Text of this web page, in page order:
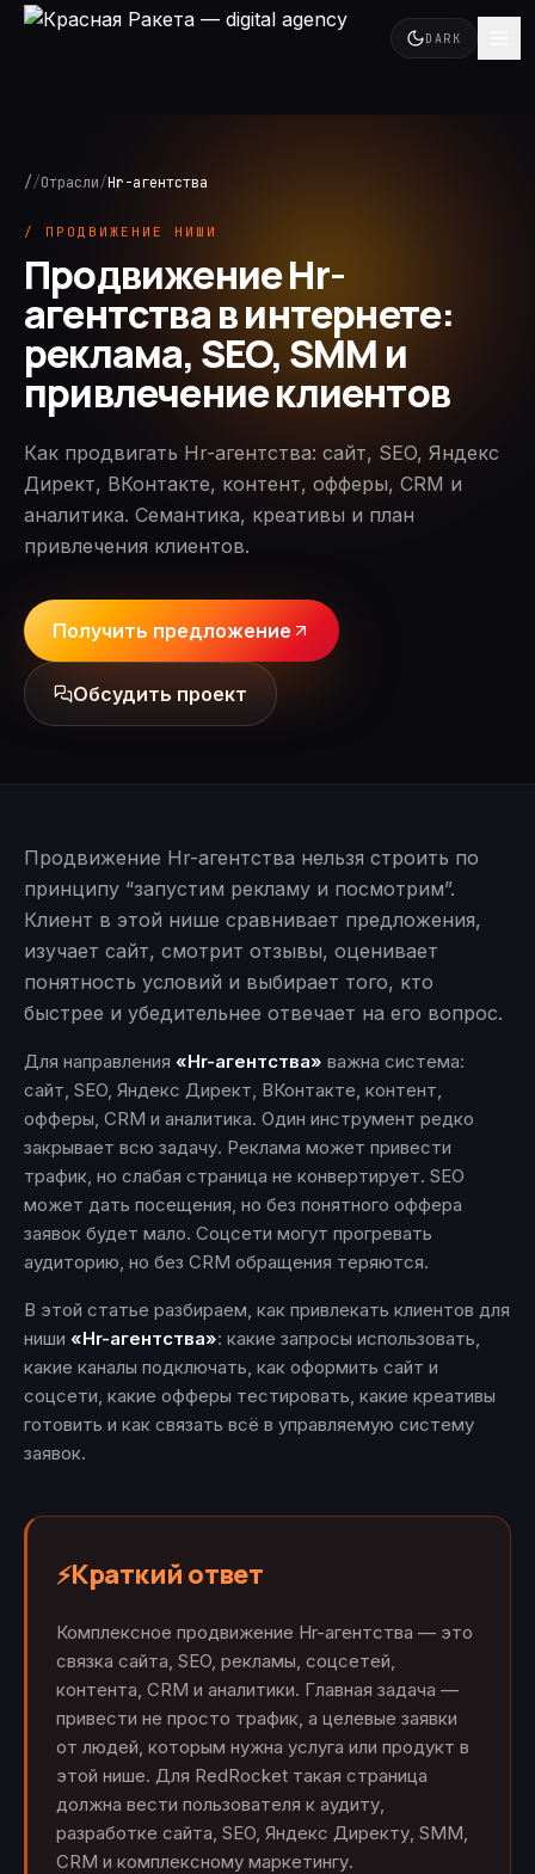
DARK
//Отрасли/Hr-агентства
/ ПРОДВИЖЕНИЕ НИШИ
Продвижение Hr-
агентства в интернете:
реклама, SEO, SMM и
привлечение клиентов
Как продвигать Hr-агентства: сайт, SEO, Яндекс
Директ, ВКонтакте, контент, офферы, CRM и
аналитика. Семантика, креативы и план
привлечения клиентов.
Получить предложение
Обсудить проект
Продвижение Hr-агентства нельзя строить по
принципу “запустим рекламу и посмотрим”.
Клиент в этой нише сравнивает предложения,
изучает сайт, смотрит отзывы, оценивает
понятность условий и выбирает того, кто
быстрее и убедительнее отвечает на его вопрос.
Для направления «Hr-агентства» важна система:
сайт, SEO, Яндекс Директ, ВКонтакте, контент,
офферы, CRM и аналитика. Один инструмент редко
закрывает всю задачу. Реклама может привести
трафик, но слабая страница не конвертирует. SEO
может дать посещения, но без понятного оффера
заявок будет мало. Соцсети могут прогревать
аудиторию, но без CRM обращения теряются.
В этой статье разбираем, как привлекать клиентов для
ниши «Hr-агентства»: какие запросы использовать,
какие каналы подключать, как оформить сайт и
соцсети, какие офферы тестировать, какие креативы
готовить и как связать всё в управляемую систему
заявок.
⚡Краткий ответ
Комплексное продвижение Hr-агентства — это
связка сайта, SEO, рекламы, соцсетей,
контента, CRM и аналитики. Главная задача —
привести не просто трафик, а целевые заявки
от людей, которым нужна услуга или продукт в
этой нише. Для RedRocket такая страница
должна вести пользователя к аудиту,
разработке сайта, SEO, Яндекс Директу, SMM,
CRM и комплексному маркетингу.